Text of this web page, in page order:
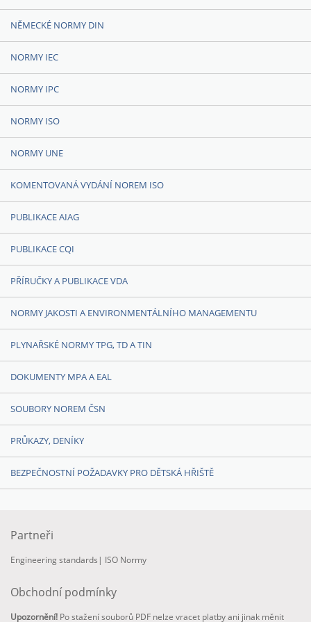
NĚMECKÉ NORMY DIN
NORMY IEC
NORMY IPC
NORMY ISO
NORMY UNE
KOMENTOVANÁ VYDÁNÍ NOREM ISO
PUBLIKACE AIAG
PUBLIKACE CQI
PŘÍRUČKY A PUBLIKACE VDA
NORMY JAKOSTI A ENVIRONMENTÁLNÍHO MANAGEMENTU
PLYNAŘSKÉ NORMY TPG, TD A TIN
DOKUMENTY MPA A EAL
SOUBORY NOREM ČSN
PRŮKAZY, DENÍKY
BEZPEČNOSTNÍ POŽADAVKY PRO DĚTSKÁ HŘIŠTĚ
Partneři
Engineering standards | ISO Normy
Obchodní podmínky
Upozornění! Po stažení souborů PDF nelze vracet platby ani jinak měnit